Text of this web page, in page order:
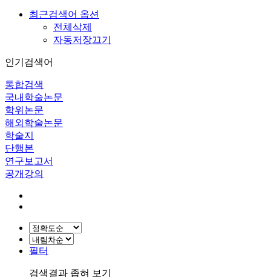
최근검색어 옵션
전체삭제
자동저장끄기
인기검색어
통합검색
국내학술논문
학위논문
해외학술논문
학술지
단행본
연구보고서
공개강의
필터
검색결과 좁혀 보기